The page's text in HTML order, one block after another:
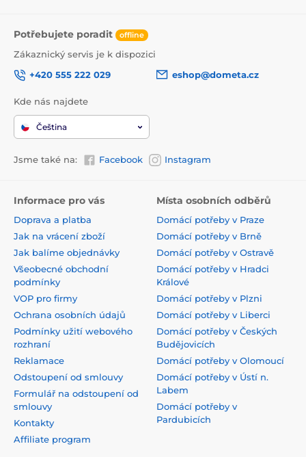
Potřebujete poradit offline
Zákaznický servis je k dispozici
+420 555 222 029
eshop@dometa.cz
Kde nás najdete
Čeština
Jsme také na: Facebook Instagram
Informace pro vás
Doprava a platba
Jak na vrácení zboží
Jak balíme objednávky
Všeobecné obchodní
podmínky
VOP pro firmy
Ochrana osobních údajů
Podmínky užití webového
rozhraní
Reklamace
Odstoupení od smlouvy
Formulář na odstoupení od
smlouvy
Kontakty
Affiliate program
Místa osobních odběrů
Domácí potřeby v Praze
Domácí potřeby v Brně
Domácí potřeby v Ostravě
Domácí potřeby v Hradci
Králové
Domácí potřeby v Plzni
Domácí potřeby v Liberci
Domácí potřeby v Českých
Budějovicích
Domácí potřeby v Olomoucí
Domácí potřeby v Ústí n.
Labem
Domácí potřeby v
Pardubicích